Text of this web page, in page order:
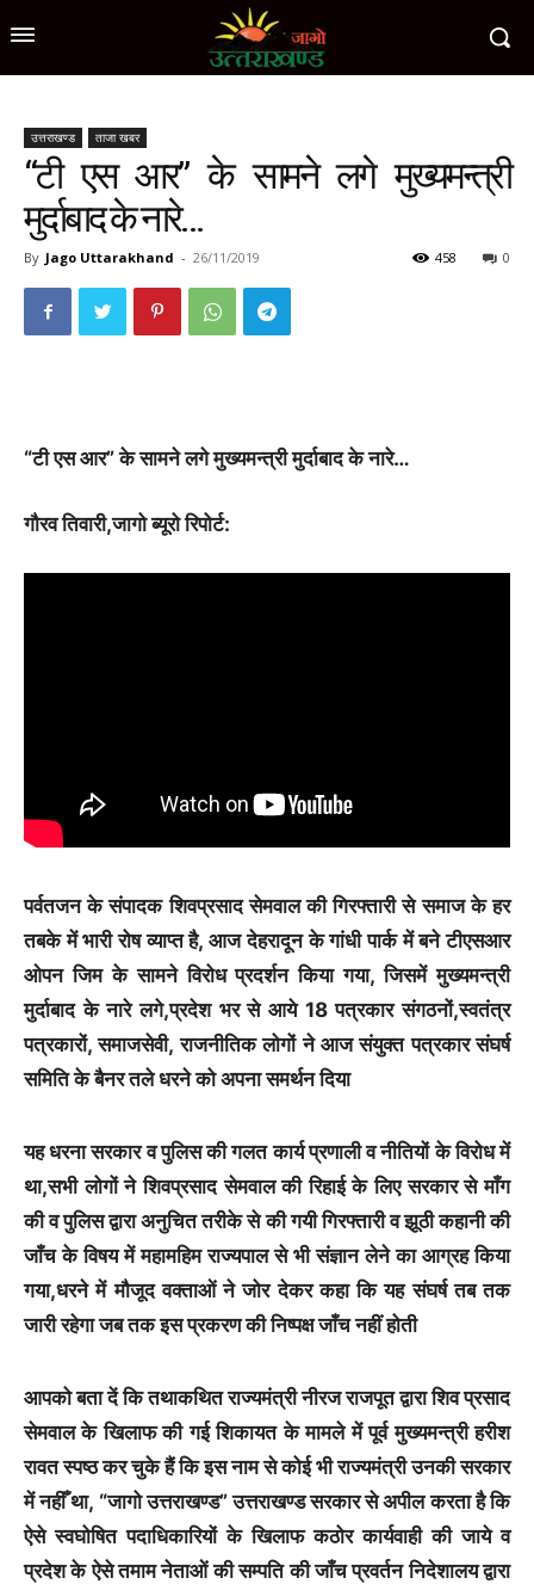
उत्तराखण्ड ताजा खबर
“टी एस आर” के सामने लगे मुख्यमन्त्री
मुर्दाबाद के नारे…
By Jago Uttarakhand - 26/11/2019 0
458
“टी एस आर” के सामने लगे मुख्यमन्त्री मुर्दाबाद के नारे…
गौरव तिवारी,जागो ब्यूरो रिपोर्ट:
पर्वतजन के संपादक शिवप्रसाद सेमवाल की गिरफ्तारी से समाज के हर
तबके में भारी रोष व्याप्त है, आज देहरादून के गांधी पार्क में बने टीएसआर
ओपन जिम के सामने विरोध प्रदर्शन किया गया, जिसमें मुख्यमन्त्री
मुर्दाबाद के नारे लगे,प्रदेश भर से आये 18 पत्रकार संगठनों,स्वतंत्र
पत्रकारों, समाजसेवी, राजनीतिक लोगों ने आज संयुक्त पत्रकार संघर्ष
समिति के बैनर तले धरने को अपना समर्थन दिया
यह धरना सरकार व पुलिस की गलत कार्य प्रणाली व नीतियों के विरोध में
था,सभी लोगों ने शिवप्रसाद सेमवाल की रिहाई के लिए सरकार से माँग
की व पुलिस द्वारा अनुचित तरीके से की गयी गिरफ्तारी व झूठी कहानी की
जाँच के विषय में महामहिम राज्यपाल से भी संज्ञान लेने का आग्रह किया
गया,धरने में मौजूद वक्ताओं ने जोर देकर कहा कि यह संघर्ष तब तक
जारी रहेगा जब तक इस प्रकरण की निष्पक्ष जाँच नहीं होती
आपको बता दें कि तथाकथित राज्यमंत्री नीरज राजपूत द्वारा शिव प्रसाद
सेमवाल के खिलाफ की गई शिकायत के मामले में पूर्व मुख्यमन्त्री हरीश
रावत स्पष्ठ कर चुके हैं कि इस नाम से कोई भी राज्यमंत्री उनकी सरकार
में नहीँ था, “जागो उत्तराखण्ड” उत्तराखण्ड सरकार से अपील करता है कि
ऐसे स्वघोषित पदाधिकारियों के खिलाफ कठोर कार्यवाही की जाये व
प्रदेश के ऐसे तमाम नेताओं की सम्पति की जाँच प्रवर्तन निदेशालय द्वारा